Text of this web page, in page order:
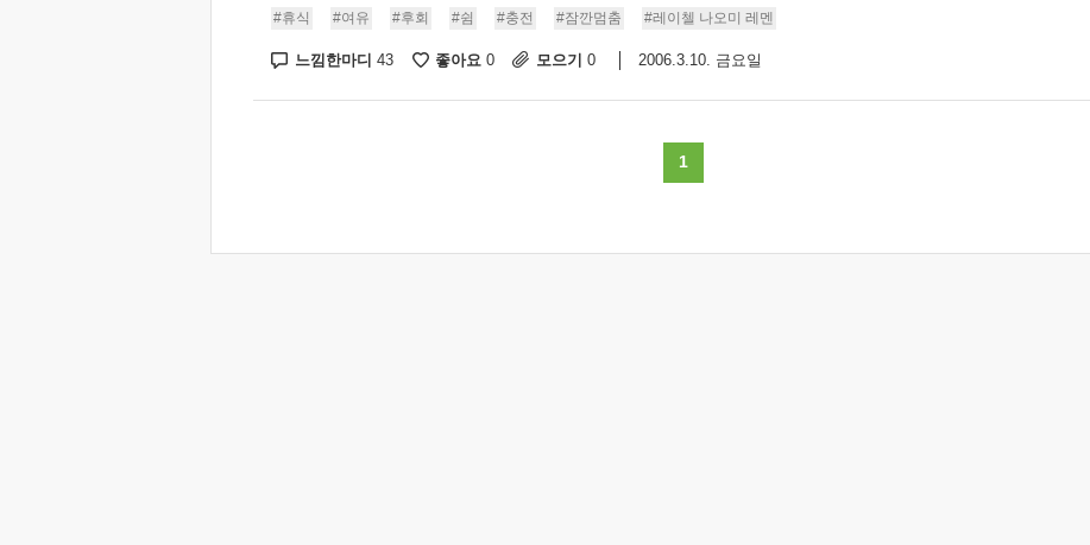
#휴식 #여유 #후회 #쉼 #충전 #잠깐멈춤 #레이첼 나오미 레멘
느낌한마디 43 좋아요 0 모으기 0 2006.3.10. 금요일
1